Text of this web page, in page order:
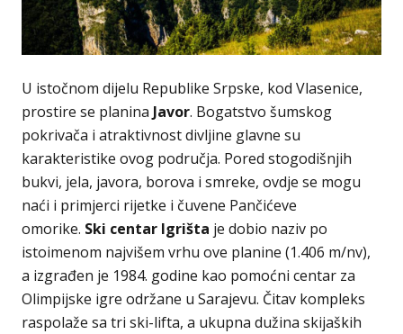
U istočnom dijelu Republike Srpske, kod Vlasenice,
prostire se planina Javor. Bogatstvo šumskog
pokrivača i atraktivnost divljine glavne su
karakteristike ovog područja. Pored stogodišnjih
bukvi, jela, javora, borova i smreke, ovdje se mogu
naći i primjerci rijetke i čuvene Pančićeve
omorike. Ski centar Igrišta je dobio naziv po
istoimenom najvišem vrhu ove planine (1.406 m/nv),
a izgrađen je 1984. godine kao pomoćni centar za
Olimpijske igre održane u Sarajevu. Čitav kompleks
raspolaže sa tri ski-lifta, a ukupna dužina skijaških